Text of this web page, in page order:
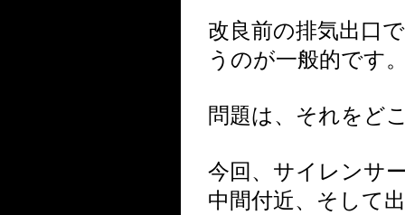
改良前の排気出口
うのが一般的です
問題は、それをど
今回、サイレンサ
中間付近、そして